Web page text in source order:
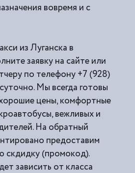
вовремя и с
из Луганска в
заявку на сайте или
по телефону +7 (928)
Мы всегда готовы
цены, комфортные
вежливых и
На обратный
предоставим
скдидку (промокод).
зависить от класса